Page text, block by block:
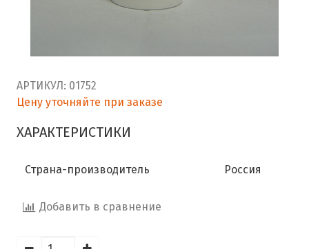
АРТИКУЛ: 01752
Цену уточняйте при заказе
ХАРАКТЕРИСТИКИ
Страна-производитель Россия
Добавить в сравнение